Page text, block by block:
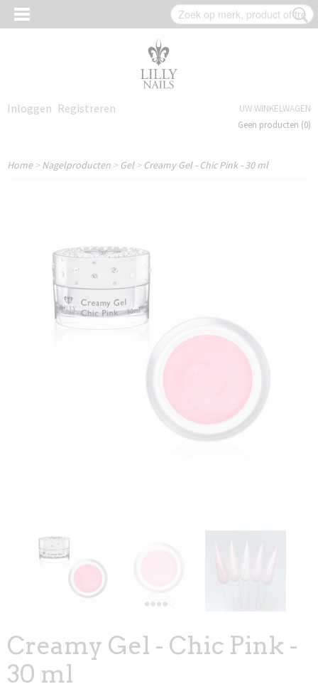
Inloggen Registreren
UW WINKELWAGEN
Geen producten (0)
Home>Nagelproducten > Gel> Creamy Gel - Chic Pink - 30 ml
Creamy Gel - Chic Pink -
30 ml